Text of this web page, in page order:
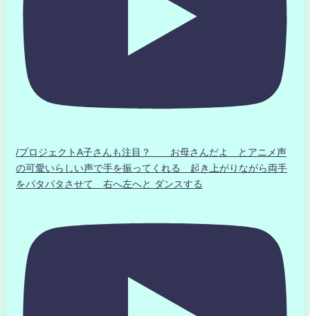
/プロジェクトA子さんも注目？ お母さんだよ とアニメ声
の可愛いらしい声で手を振ってくれる 起き上がりながら両手
をパタパタさせて 右へ左へと ダンスする